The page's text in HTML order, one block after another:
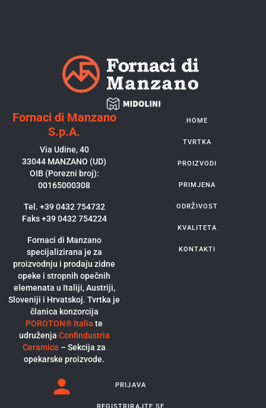
Fornaci di Manzano
S.p.A.
Via Udine, 40
33044 MANZANO (UD)
OIB (Porezni broj):
00165000308
Tel. +39 0432 754732
Faks +39 0432 754224
Fornaci di Manzano
specijalizirana je za
proizvodnju i prodaju zidne
opeke i stropnih opečnih
elemenata u Italiji, Austriji,
Sloveniji i Hrvatskoj. Tvrtka je
članica konzorcija
POROTON® Italia te
udruženja Confindustria
Ceramica – Sekcija za
opekarske proizvode.
HOME
TVRTKA
PROIZVODI
PRIMJENA
ODRŽIVOST
KVALITETA
KONTAKTI
PRIJAVA